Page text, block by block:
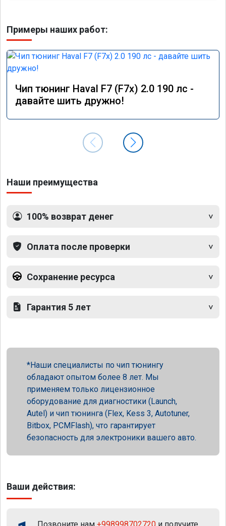
Примеры наших работ:
Чип тюнинг Haval F7 (F7x) 2.0 190 лс -
давайте шить дружно!
Наши преимущества
100% возврат денег
Оплата после проверки
Сохранение ресурса
Гарантия 5 лет
Наши специалисты по чип тюнингу
обладают опытом более 8 лет. Мы
применяем только лицензионное
оборудование для диагностики (Launch,
Autel) и чип тюнинга (Flex, Kess 3, Autotuner,
Bitbox, PCMFlash), что гарантирует
безопасность для электроники вашего авто.
Ваши действия: